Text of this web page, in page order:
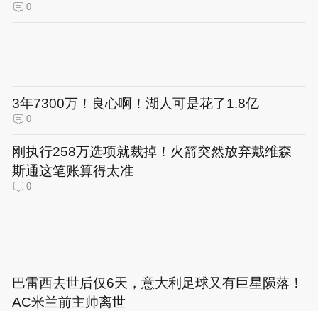
0
3年7300万！良心啊！湖人可是花了1.8亿
0
刚执行258万选项就裁掉！火箭突然放弃戴维森
斯通这笔账算得太准
0
巴雷西去世后仅6天，意大利足球又有巨星陨落！
AC米兰前主帅离世